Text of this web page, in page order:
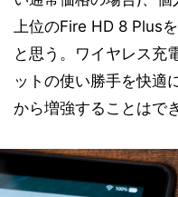
上位のFire HD 8 Plus
と思う。ワイヤレス充
ットの使い勝手を快適
から増強することはで